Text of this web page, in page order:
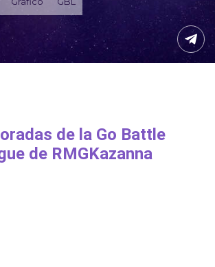
de la Go Battle
de RMGKazanna